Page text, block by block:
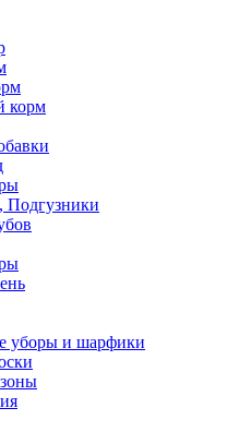
корм
Подгузники
уборы и шарфики